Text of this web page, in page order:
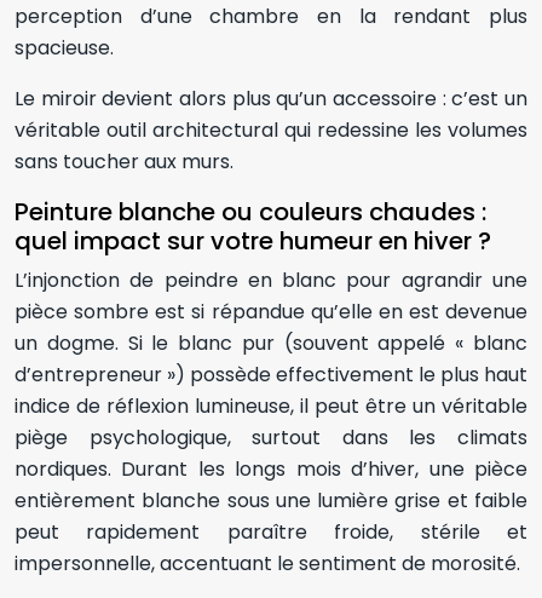
perception d’une chambre en la rendant plus
spacieuse.
Le miroir devient alors plus qu’un accessoire : c’est un
véritable outil architectural qui redessine les volumes
sans toucher aux murs.
Peinture blanche ou couleurs chaudes :
quel impact sur votre humeur en hiver ?
L’injonction de peindre en blanc pour agrandir une
pièce sombre est si répandue qu’elle en est devenue
un dogme. Si le blanc pur (souvent appelé « blanc
d’entrepreneur ») possède effectivement le plus haut
indice de réflexion lumineuse, il peut être un véritable
piège psychologique, surtout dans les climats
nordiques. Durant les longs mois d’hiver, une pièce
entièrement blanche sous une lumière grise et faible
peut rapidement paraître froide, stérile et
impersonnelle, accentuant le sentiment de morosité.